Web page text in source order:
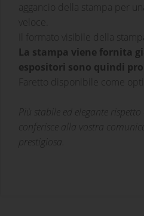
aggancio della stampa per
veloce.
Il formato visibile della
La stampa viene fornita
espositori sono quindi
Faretto disponibile come
Più stabile ed elegante rispetto
conferisce alla vostra
prestigiosa.